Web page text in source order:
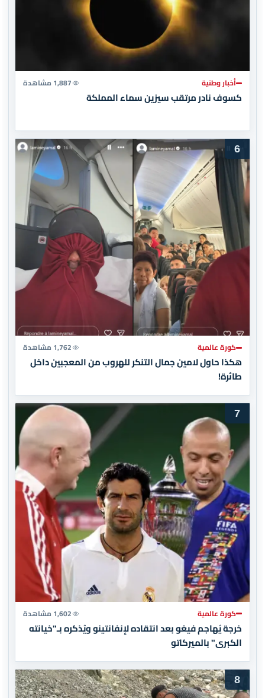
أخبار وطنية 1,887 مشاهدة
كسوف نادر مرتقب سيزين سماء المملكة
6
كورة عالمية 1,762 مشاهدة
هكذا حاول لامين جمال التنكر للهروب من المعجبين داخل
طائرة!
7
كورة عالمية 1,602 مشاهدة
خرجة يُهاجم فيغو بعد انتقاده لإنفانتينو ويُذكره بـ"خيانته
الكبرى" بالميركاتو
8